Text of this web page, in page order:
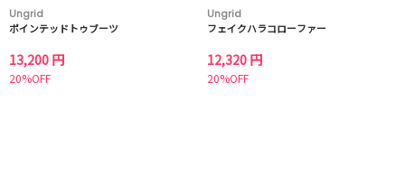
Ungrid
ポインテッドトゥブーツ
13,200 円
20%OFF
Ungrid
フェイクハラコローファー
12,320 円
20%OFF